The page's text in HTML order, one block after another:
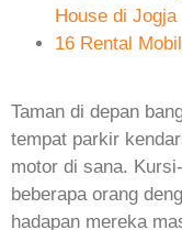
House di Jogja
16 Rental
Taman di depan
tempat parkir
motor di sana.
beberapa orang
hadapan mereka